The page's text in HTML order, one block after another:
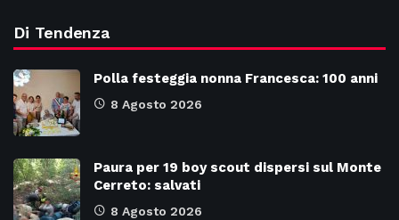
Di Tendenza
Polla festeggia nonna Francesca: 100 anni
8 Agosto 2026
Paura per 19 boy scout dispersi sul Monte
Cerreto: salvati
8 Agosto 2026